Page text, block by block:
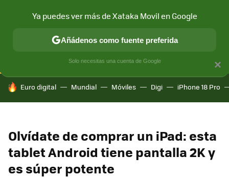
CONECTIVIDAD MÓVIL Y SOCIEDAD APLICACIONES
HOY SE HABLA DE
Euro digital Mundial Móviles Digi iPhone 18 Pro
Olvídate de comprar un iPad: esta
tablet Android tiene pantalla 2K y
es súper potente
×
Ya puedes ver más de Xataka Movil en Google
Añádenos como fuente preferida
Solo necesitas una cuenta de Google